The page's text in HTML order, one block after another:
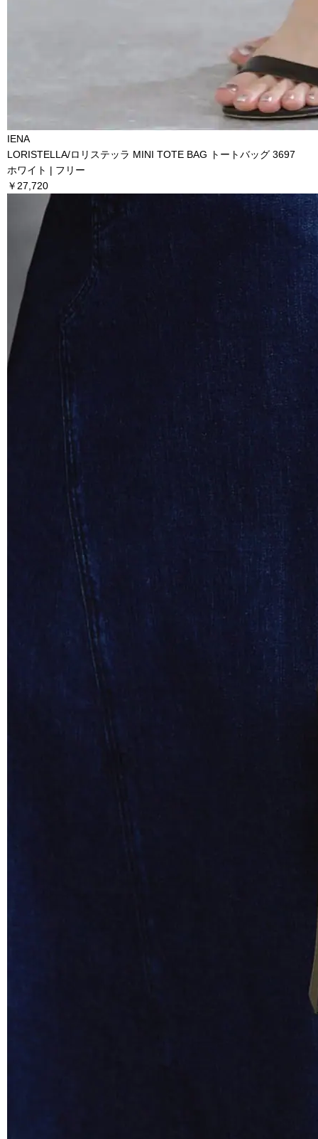
IENA
LORISTELLA/ロリステッラ MINI TOTE BAG トートバッグ 3697
ホワイト | フリー
￥27,720